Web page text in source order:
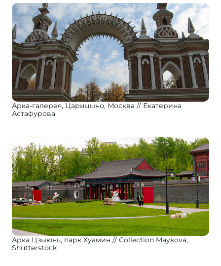
Арка-галерея, Царицыно, Москва
Екатерина
Астафурова
Арка Цзыюнь, парк Хуамин
Collection Maykova,
Shutterstock